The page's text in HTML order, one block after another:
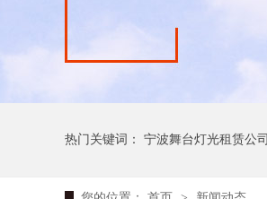
热门关键词： 宁波舞台灯光租赁公司